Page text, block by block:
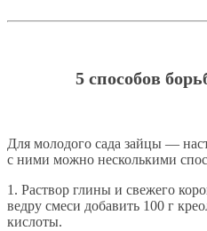
5 способов
Для молодого сада зайцы —
с ними можно несколькими
1. Раствор глины и свежего
ведру смеси добавить 100 г
кислоты.